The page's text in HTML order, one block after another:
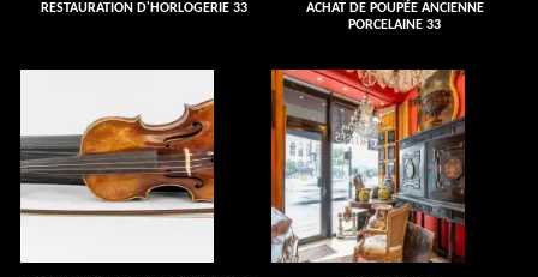
RESTAURATION D'HORLOGERIE 33
ACHAT DE POUPÉE ANCIENNE
PORCELAINE 33